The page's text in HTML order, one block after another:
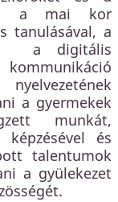
a mai kor
tanulásával, a
a digitális
a gyermekek
munkát,
és
talentumok
a gyülekezet